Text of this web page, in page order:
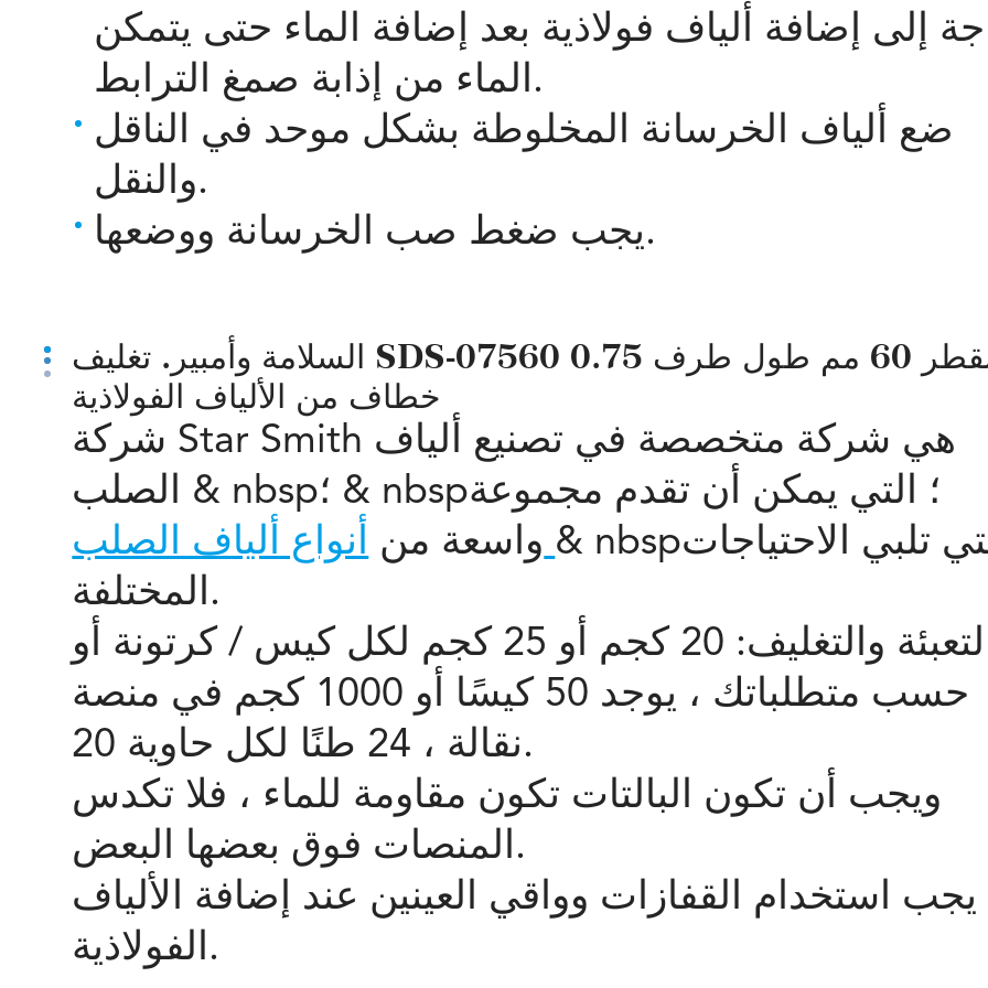
إلى إضافة ألياف فولاذية بعد إضافة الماء حتى يتمكن
الماء من إذابة صمغ الترابط.
ضع ألياف الخرسانة المخلوطة بشكل موحد في الناقل
والنقل.
يجب ضغط صب الخرسانة ووضعها.
السلامة وأمبير. تغليف SDS-07560 0.75 مم بقطر 60 مم طول طرف
خطاف من الألياف الفولاذية
شركة Star Smith هي شركة متخصصة في تصنيع ألياف
& nbsp؛ التي يمكن أن تقدم مجموعة
واسعة من & nbsp؛ التي تلبي الاحتياجات
المختلفة.
التعبئة والتغليف: 20 كجم أو 25 كجم لكل كيس / كرتونة أو
حسب متطلباتك ، يوجد 50 كيسًا أو 1000 كجم في منصة
نقالة ، 24 طنًا لكل حاوية 20.
ويجب أن تكون البالتات تكون مقاومة للماء ، فلا تكدس
المنصات فوق بعضها البعض.
يجب استخدام القفازات وواقي العينين عند إضافة الألياف
الفولاذية.